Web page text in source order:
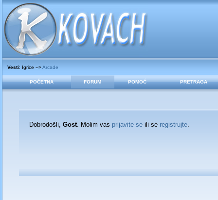
Vesti: Igrice -->Arcade
POČETNA FORUM POMOĆ PRETRAGA
Dobrodošli, Gost. Molim vas prijavite seili se registrujte.